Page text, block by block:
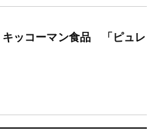
キッコーマン食品 「ピュレ